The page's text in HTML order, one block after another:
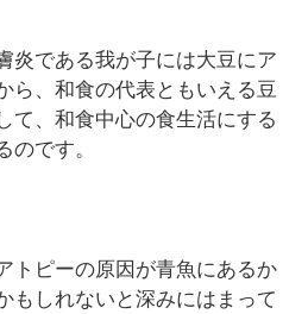
炎である我が子には大豆にア
ら、和食の代表ともいえる豆
て、和食中心の食生活にする
のです。
トピーの原因が青魚にあるか
もしれないと深みにはまって